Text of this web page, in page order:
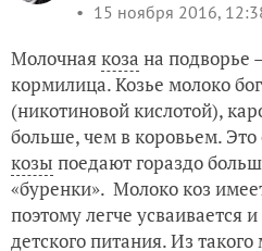
15 ноября 2016,
Молочнаякоза на подворье
кормилица. Козье молоко
(никотиновой кислотой),
больше, чем в коровьем. Это
козы поедают гораздо
«буренки». Молоко коз
поэтому легче усваивается
детского питания. Из